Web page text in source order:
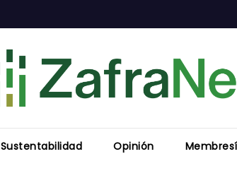
Sustentabilidad Opinión